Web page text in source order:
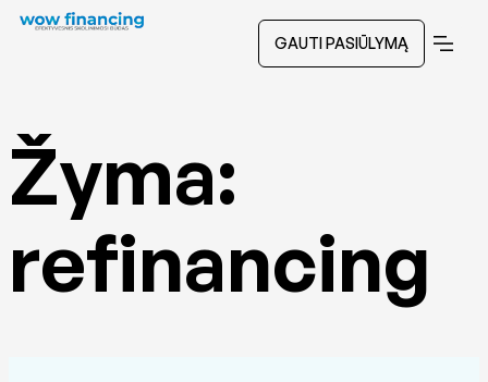
GAUTI PASIŪLYMĄ
Žyma:
refinancing